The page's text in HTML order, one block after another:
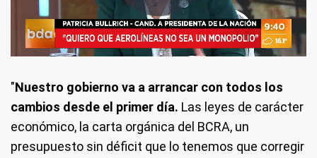
"Nuestro gobierno va a arrancar con todos los
cambios desde el primer día. Las leyes de carácter
económico, la carta orgánica del BCRA, un
presupuesto sin déficit que lo tenemos que corregir